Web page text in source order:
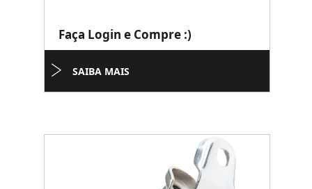
Faça Login e Compre :)
SAIBA MAIS